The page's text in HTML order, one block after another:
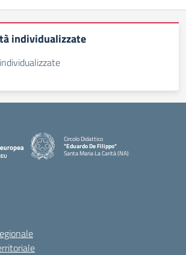
individualizzate
Circolo Didattico
"Eduardo De Filippo"
Santa Maria La Carità (NA)